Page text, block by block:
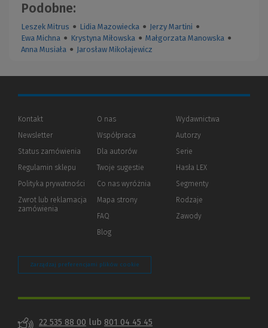
Podobne:
Leszek Mitrus ● Lidia Mazowiecka ● Jerzy Martini ●
Ewa Michna ● Krystyna Miłowska ● Małgorzata Manowska ●
Anna Musiała ● Jarosław Mikołajewicz
Kontakt
Newsletter
Status zamówienia
Regulamin sklepu
Polityka prywatności (Nowe
(Link
innej
Zwrot lub reklamacja
zamówienia
O nas
Współpraca
Dla autorów(Nowe
(Link
innej
strony)
Twoje sugestie
Co nas wyróżnia
Mapa strony
FAQ
Blog
Wydawnictwa
Autorzy
Serie
Hasła LEX
Segmenty
Rodzaje
Zawody
Zarządzaj preferencjami plików cookie
22 535 88 00 lub 801 04 45 45